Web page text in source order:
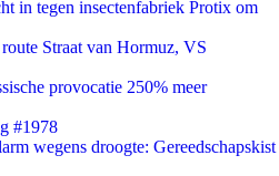
in tegen insectenfabriek Protix om
Straat van Hormuz, VS
provocatie 250% meer
#1978
wegens droogte: Gereedschapskist